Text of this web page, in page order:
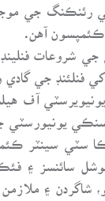
رئنڪنگ جي
آهن.
يونيويرسٽي
يونيورسٽي
سٽي سينٽر
سائنسز ۽
شاگردن ۽